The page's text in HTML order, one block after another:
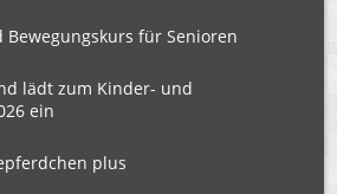
Bewegungskurs für Senioren
lädt zum Kinder- und
ein
plus